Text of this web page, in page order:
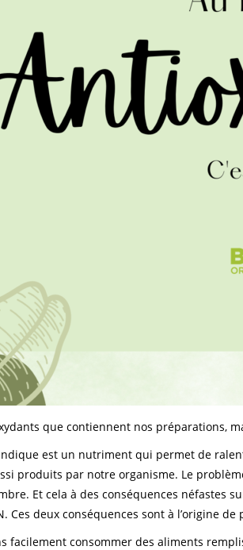
que contiennent nos préparations,
est un nutriment qui permet de
produits par notre organisme. Le
Et cela à des conséquences néfastes
Ces deux conséquences sont à l’origine
facilement consommer des aliments